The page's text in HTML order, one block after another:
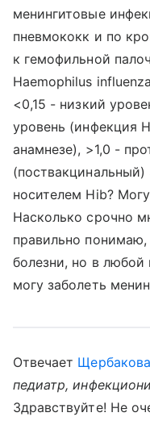
менингитовые
пневмококк и по
к гемофильной
Haemophilus
<0,15 - низкий
уровень (инфекция
анамнезе), >1,0 -
(поствакцинальный)
носителем Hib?
Насколько срочно
правильно
болезни, но в
могу заболеть
Отвечает
педиатр,
Здравствуйте! Не